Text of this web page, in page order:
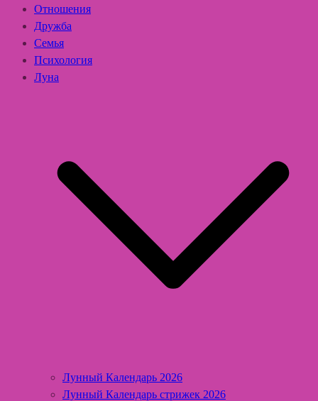
Отношения
Дружба
Семья
Психология
Луна
Лунный Календарь 2026
Лунный Календарь стрижек 2026